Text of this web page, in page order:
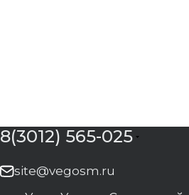
8(3012) 565-025
site@vegosm.ru